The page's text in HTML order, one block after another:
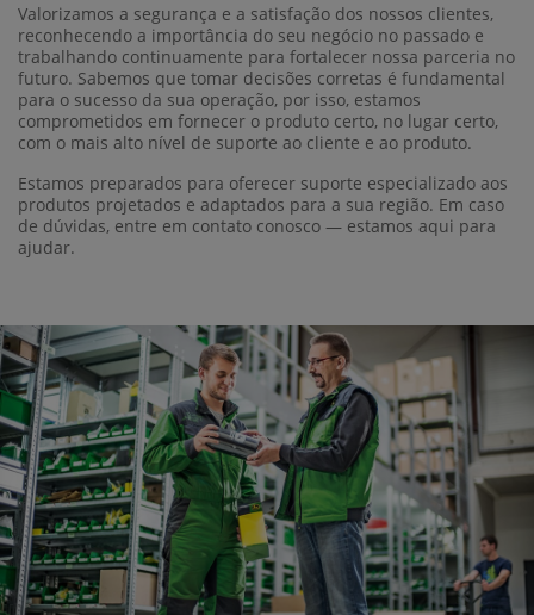
Valorizamos a segurança e a satisfação dos nossos clientes,
reconhecendo a importância do seu negócio no passado e
trabalhando continuamente para fortalecer nossa parceria no
futuro. Sabemos que tomar decisões corretas é fundamental
para o sucesso da sua operação, por isso, estamos
comprometidos em fornecer o produto certo, no lugar certo,
com o mais alto nível de suporte ao cliente e ao produto.
Estamos preparados para oferecer suporte especializado aos
produtos projetados e adaptados para a sua região. Em caso
de dúvidas, entre em contato conosco — estamos aqui para
ajudar.